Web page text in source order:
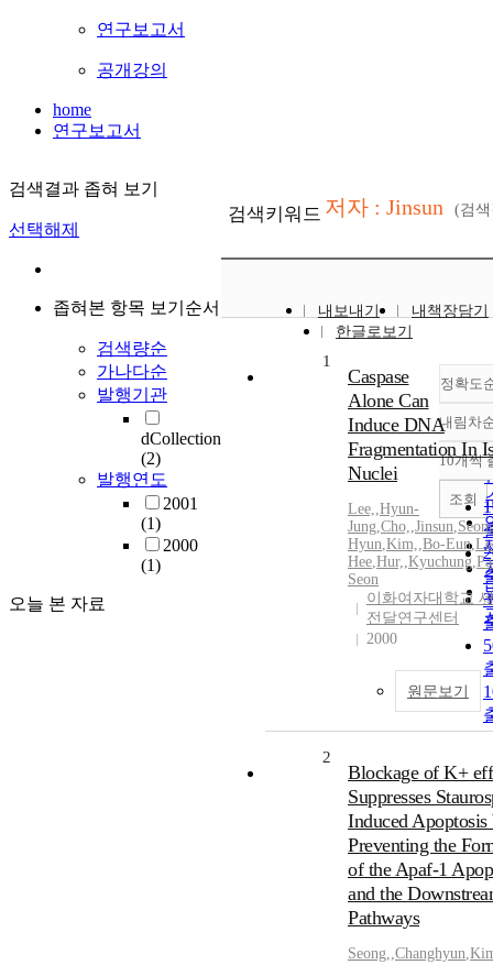
연구보고서
공개강의
home
연구보고서
검색결과 좁혀 보기
선택해제
좁혀본 항목 보기순서
검색량순
가나다순
발행기관
dCollection
(2)
발행연도
2001
(1)
2000
(1)
오늘 본 자료
검색키워드 저자 : Jinsun (검
내보내기
내책장담기
한글로보기
정확도
내림차
10개씩
조회
1
Caspase
Alone Can
Induce DNA
Fragmentation In
Nuclei
Lee,,Hyun-
Jung,Cho,,Jinsun,
Hyun,Kim,,Bo-Eun,
Hee,Hur,,Kyuchung,
Seon
이화여자대학교
전달연구센터
2000
원문보기
2
Blockage of K+
Suppresses
Induced Apoptosis
Preventing the
of the Apaf-1
and the
Pathways
Seong,,Changhyun,